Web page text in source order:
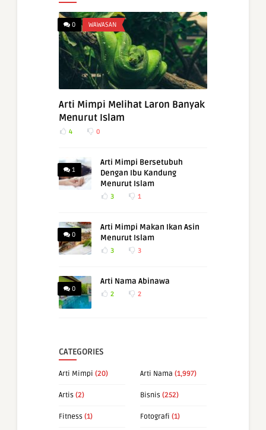
0 WAWASAN
Arti Mimpi Melihat Laron Banyak
Menurut Islam
4 0
1
Arti Mimpi Bersetubuh
Dengan Ibu Kandung
Menurut Islam
3 1
0
Arti Mimpi Makan Ikan Asin
Menurut Islam
3 3
0
Arti Nama Abinawa
2 2
CATEGORIES
Arti Mimpi (20) Arti Nama (1,997)
Artis (2) Bisnis (252)
Fitness (1) Fotografi (1)